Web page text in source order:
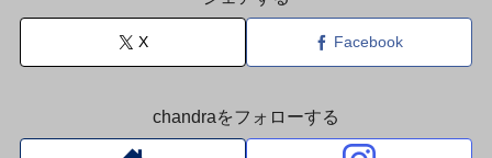
X Facebook
chandraをフォローする